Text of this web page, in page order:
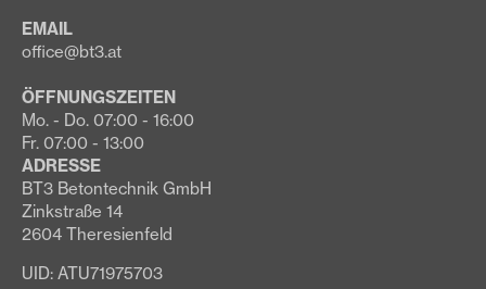
EMAIL
office@bt3.at
ÖFFNUNGSZEITEN
Mo. - Do. 07:00 - 16:00
Fr. 07:00 - 13:00
ADRESSE
BT3 Betontechnik GmbH
Zinkstraße 14
2604 Theresienfeld
UID: ATU71975703